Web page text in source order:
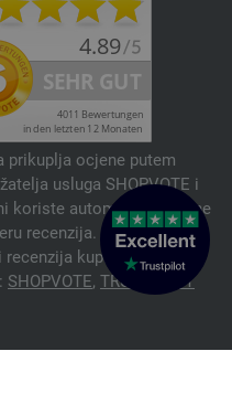
prikuplja ocjene putem
usluga SHOPVOTE i
koriste automatske i ručne
recenzija. Informacije o
kupaca možete
SHOPVOTE, TRUSTPILOT